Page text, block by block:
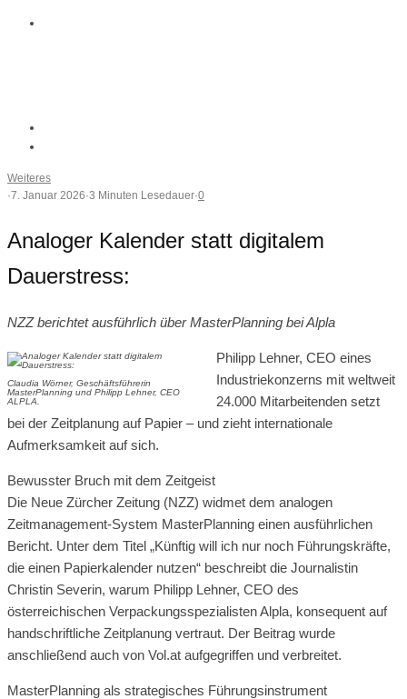
Weiteres
·7. Januar 2026·3 Minuten Lesedauer·0
Analoger Kalender statt digitalem
Dauerstress:
NZZ berichtet ausführlich über MasterPlanning bei Alpla
Claudia Wörner, Geschäftsführerin
MasterPlanning und Philipp Lehner, CEO
ALPLA.
Philipp Lehner, CEO eines
Industriekonzerns mit weltweit
24.000 Mitarbeitenden setzt
bei der Zeitplanung auf Papier – und zieht internationale
Aufmerksamkeit auf sich.
Bewusster Bruch mit dem Zeitgeist
Die Neue Zürcher Zeitung (NZZ) widmet dem analogen
Zeitmanagement-System MasterPlanning einen ausführlichen
Bericht. Unter dem Titel „Künftig will ich nur noch Führungskräfte,
die einen Papierkalender nutzen“ beschreibt die Journalistin
Christin Severin, warum Philipp Lehner, CEO des
österreichischen Verpackungsspezialisten Alpla, konsequent auf
handschriftliche Zeitplanung vertraut. Der Beitrag wurde
anschließend auch von Vol.at aufgegriffen und verbreitet.
MasterPlanning als strategisches Führungsinstrument